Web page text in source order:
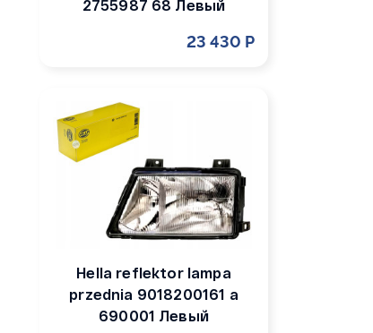
2755987 68 Левый
23 430 Р
Hella reflektor lampa
przednia 9018200161 a
690001 Левый